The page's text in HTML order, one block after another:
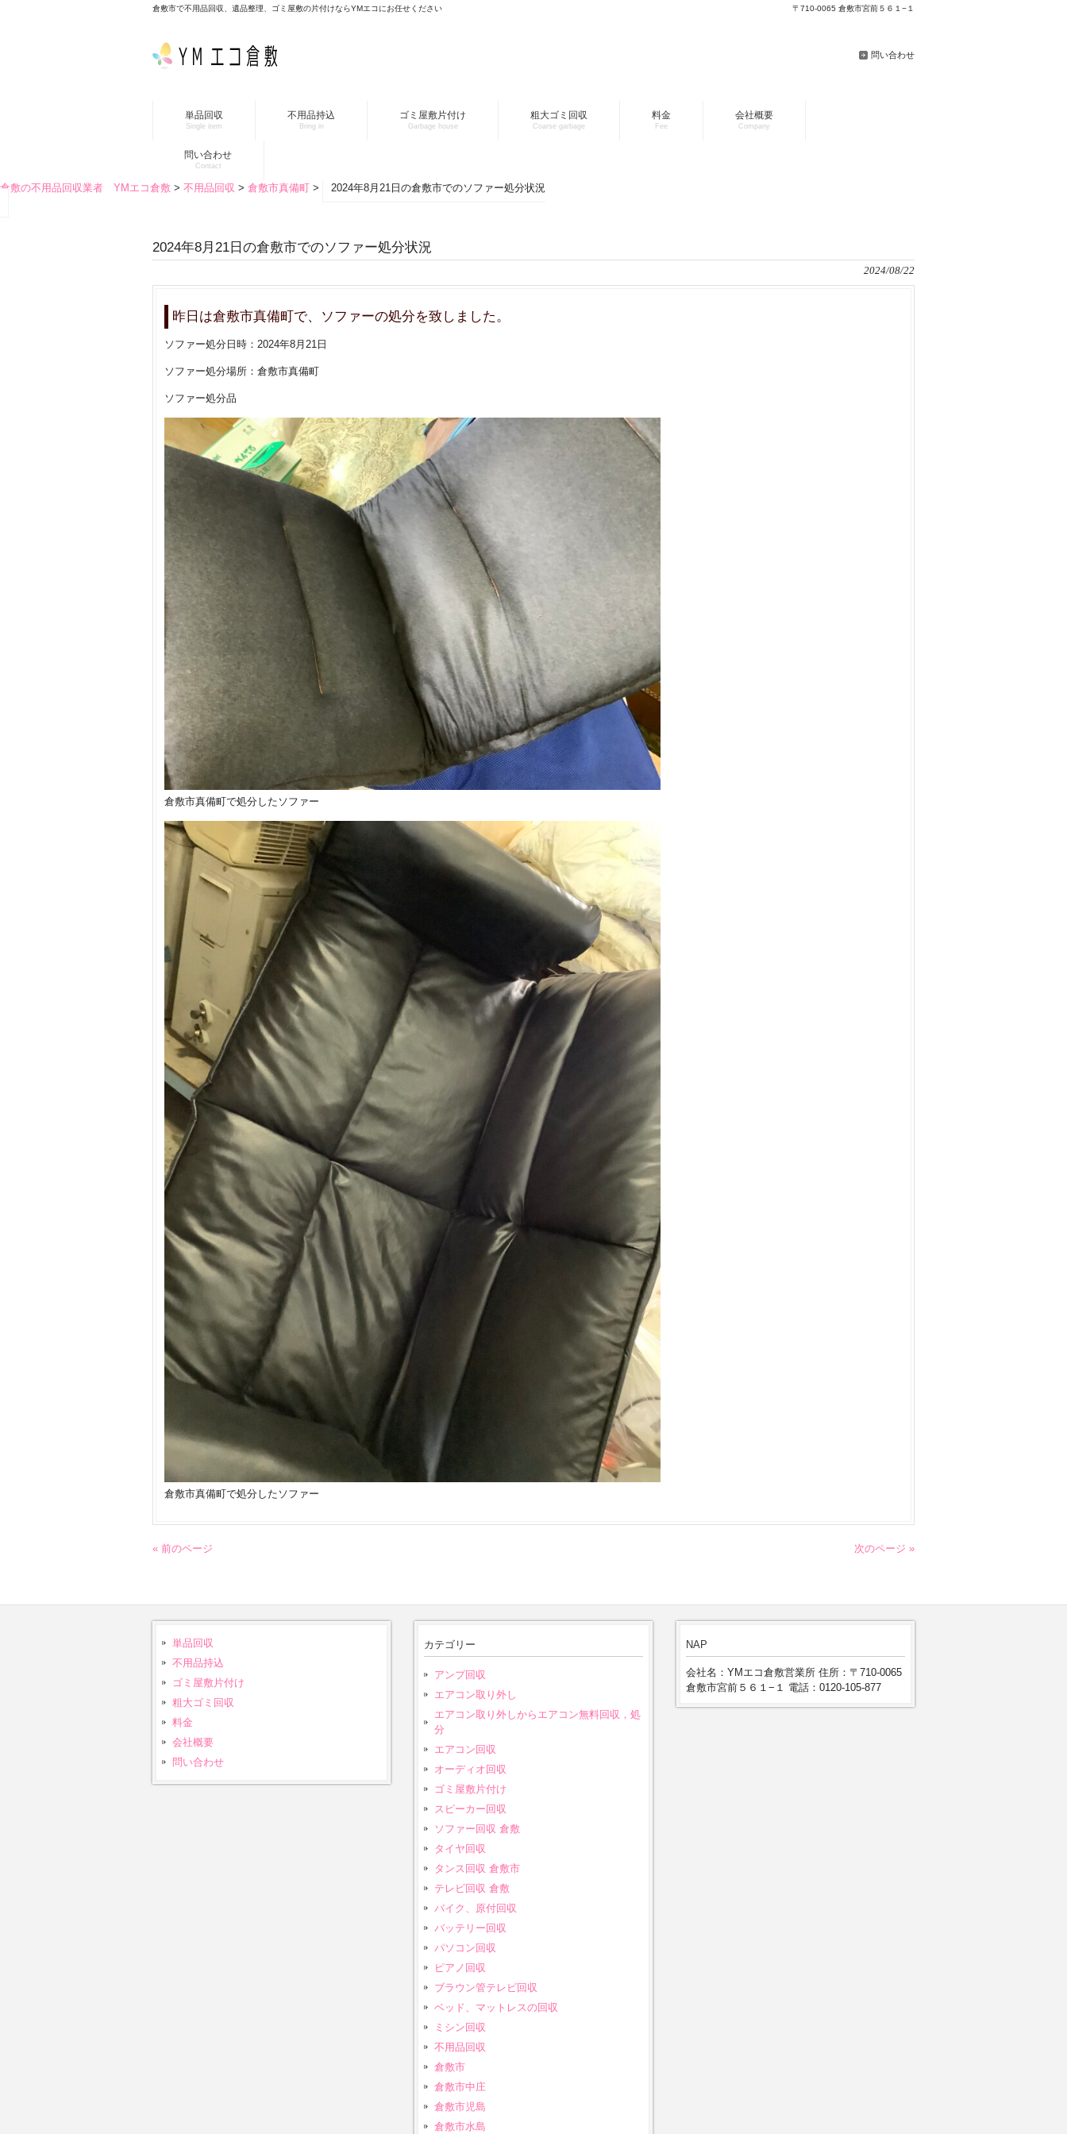
倉敷市で不用品回収、遺品整理、ゴミ屋敷の片付けならYMエコにお任せください 〒710-0065 倉敷市宮前５６１−１
問い合わせ
単品回収
Single item
不用品持込
Bring in
ゴミ屋敷片付け
Garbage house
粗大ゴミ回収
Coarse garbage
料金
Fee
会社概要
Company
問い合わせ
Contact
倉敷の不用品回収業者 YMエコ倉敷 > 不用品回収 > 倉敷市真備町 > 2024年8月21日の倉敷市でのソファー処分状況
2024年8月21日の倉敷市でのソファー処分状況
2024/08/22
昨日は倉敷市真備町で、ソファーの処分を致しました。
ソファー処分日時：2024年8月21日
ソファー処分場所：倉敷市真備町
ソファー処分品
倉敷市真備町で処分したソファー
倉敷市真備町で処分したソファー
« 前のページ 次のページ »
単品回収
不用品持込
ゴミ屋敷片付け
粗大ゴミ回収
料金
会社概要
問い合わせ
カテゴリー
アンプ回収
エアコン取り外し
エアコン取り外しからエアコン無料回収，処
分
エアコン回収
オーディオ回収
ゴミ屋敷片付け
スピーカー回収
ソファー回収 倉敷
タイヤ回収
タンス回収 倉敷市
テレビ回収 倉敷
バイク、原付回収
バッテリー回収
パソコン回収
ピアノ回収
ブラウン管テレビ回収
ベッド、マットレスの回収
ミシン回収
不用品回収
倉敷市
倉敷市中庄
倉敷市児島
倉敷市水島
NAP
会社名：YMエコ倉敷営業所 住所：〒710-0065
倉敷市宮前５６１−１ 電話：0120-105-877